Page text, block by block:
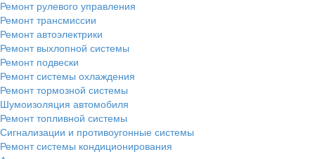
Ремонт рулевого управления
Ремонт трансмиссии
Ремонт автоэлектрики
Ремонт выхлопной системы
Ремонт подвески
Ремонт системы охлаждения
Ремонт тормозной системы
Шумоизоляция автомобиля
Ремонт топливной системы
Сигнализации и противоугонные системы
Ремонт системы кондиционирования